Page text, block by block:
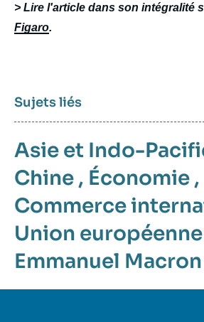
> Lire l'article dans son intégralité
Figaro.
Sujets liés
Asie et Indo-
Chine , Économie ,
Commerce
Union européenne
Emmanuel Macron